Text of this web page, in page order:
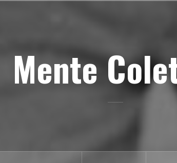
Mente